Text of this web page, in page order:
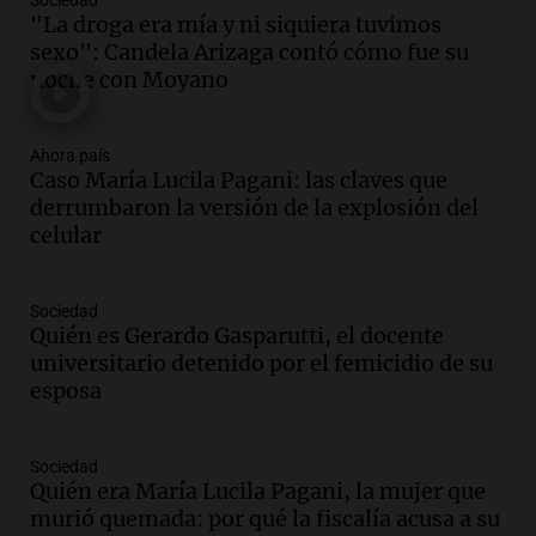
Audio.
de semana helado y ciudadanos
marchan contra reforma de tierras
Panorama Federal
Audio.
El "Mono" de Kapanga
adelantó su show en Rosario.
Viva la Radio Rosario
Episodios
en suspenso a hombre por simular robo
de recaudación en San Luis
Panorama Federal
Episodios
ayuda por problemas de fertilidad y la
ostentación de millonarios
Amamos Argentina
"La droga era mía y ni siquiera tuvimos
sexo": Candela Arizaga contó cómo fue su
noche con Moyano
Ahora país
Caso María Lucila Pagani: las claves que
derrumbaron la versión de la explosión del
celular
Sociedad
Quién es Gerardo Gasparutti, el docente
universitario detenido por el femicidio de su
esposa
Sociedad
Quién era María Lucila Pagani, la mujer que
murió quemada: por qué la fiscalía acusa a su